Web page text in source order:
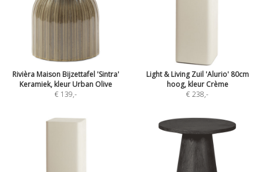
Rivièra Maison Bijzettafel 'Sintra'
Keramiek, kleur Urban Olive
€ 139,-
Light & Living Zuil 'Alurio' 80cm
hoog, kleur Crème
€ 238,-